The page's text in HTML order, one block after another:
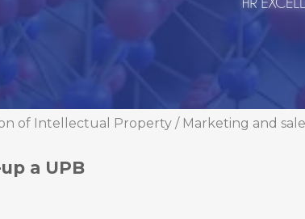
of Intellectual Property / Marketing and
a UPB